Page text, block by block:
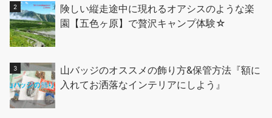
険しい縦走途中に現れるオアシスのような楽
園【五色ヶ原】で贅沢キャンプ体験☆
山バッジのオススメの飾り方&保管方法『額に
入れてお洒落なインテリアにしよう』